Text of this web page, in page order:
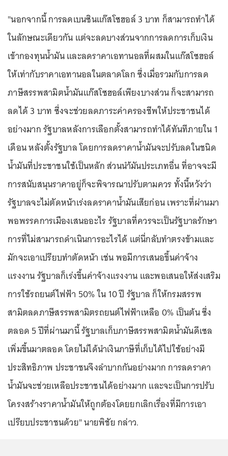
"นอกจากนี้ การลดเบนซินแก๊สโซฮอล์ 3 บาท ก็สามารถทำได้
ในลักษณะเดียวกัน แต่จะลดบางส่วนจากการลดการเก็บเงิน
เข้ากองทุนน้ำมัน และลดราคาเอทานอลที่ผสมในแก๊สโซฮอล์
ให้เท่ากับราคาเอทานอลในตลาดโลก ซึ่งเมื่อรวมกับการลด
ภาษีสรรพสามิตน้ำมันแก๊สโซฮอล์เพียงบางส่วน ก็จะสามารถ
ลดได้ 3 บาท ซึ่งจะช่วยลดภาระค่าครองชีพให้ประชาชนได้
อย่างมาก รัฐบาลหลังการเลือกตั้งสามารถทำได้ทันทีภายใน 1
เดือน หลังตั้งรัฐบาล โดยการลดราคาน้ำมันจะปรับลดในชนิด
น้ำมันที่ประชาชนใช้เป็นหลัก ส่วนนำ้มันประเภทอื่น ที่อาจจะมี
การสนับสนุนราคาอยู่ก็จะพิจารณาปรับตามควร ทั้งนี้หวังว่า
รัฐบาลจะไม่ตัดหน้าเร่งลดราคาน้ำมันเสียก่อน เพราะที่ผ่านมา
พอพรรคการเมืองเสนออะไร รัฐบาลที่ควรจะเป็นรัฐบาลรักษา
การที่ไม่สามารถดำเนินการอะไรได้ แต่นี่กลับทำตรงข้ามและ
มักจะเอาเปรียบทำตัดหน้า เช่น พอมีการเสนอขึ้นค่าจ้าง
แรงงาน รัฐบาลก็เร่งขึ้นค่าจ้างแรงงาน และพอเสนอให้ส่งเสริม
การใช้รถยนต์ไฟฟ้า 50% ใน 10 ปี รัฐบาล ก็ให้กรมสรรพ
สามิตลดภาษีสรรพสามิตรถยนต์ไฟฟ้าเหลือ 0% เป็นต้น ซึ่ง
ตลอด 5 ปีที่ผ่านมานี้ รัฐบาลเก็บภาษีสรรพสามิตน้ำมันดีเซล
เพิ่มขึ้นมาตลอด โดยไม่ได้นำเงินภาษีที่เก็บได้ไปใช้อย่างมี
ประสิทธิภาพ ประชาชนจึงลำบากกันอย่างมาก การลดราคา
น้ำมันจะช่วยเหลือประชาชนได้อย่างมาก และจะเป็นการปรับ
โครงสร้างราคาน้ำมันให้ถูกต้องโดยยกเลิกเรื่องที่มีการเอา
เปรียบประชาชนด้วย" นายพิชัย กล่าว.